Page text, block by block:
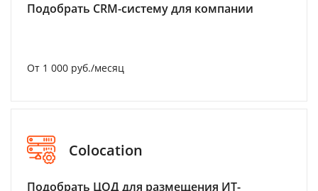
Подобрать CRM-систему для компании
От 1 000 руб./месяц
Colocation
Подобрать ЦОД для размещения ИТ-